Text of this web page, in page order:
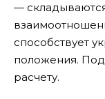
—
способствует
положения.
расчету.